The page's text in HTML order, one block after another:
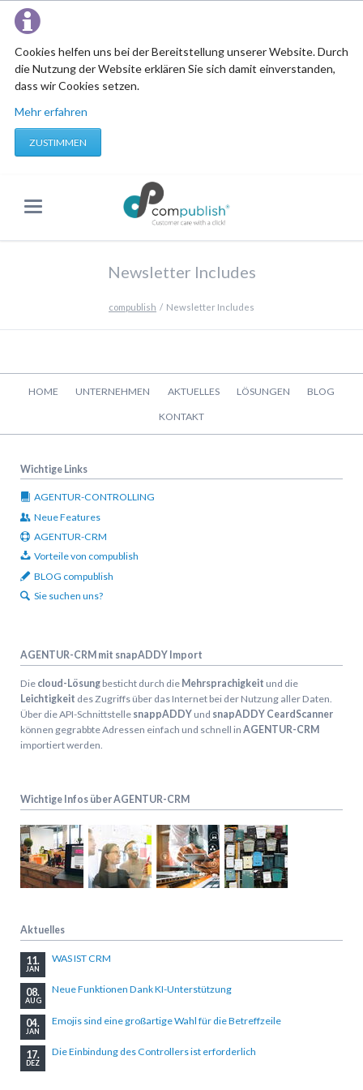
Cookies helfen uns bei der Bereitstellung unserer Website. Durch
die Nutzung der Website erklären Sie sich damit einverstanden,
dass wir Cookies setzen.
Mehr erfahren
ZUSTIMMEN
Newsletter Includes
compublish Newsletter Includes
HOME UNTERNEHMEN AKTUELLES LÖSUNGEN BLOG
KONTAKT
Wichtige Links
AGENTUR-CONTROLLING
Neue Features
AGENTUR-CRM
Vorteile von compublish
BLOG compublish
Sie suchen uns?
AGENTUR-CRM mit snapADDY Import
Diecloud-Lösungbesticht durch die Mehrsprachigkeit und die
Leichtigkeit des Zugriffs über das Internet bei der Nutzung aller Daten.
Über die API-Schnittstelle snappADDYund snapADDY CeardScanner
können gegrabbte Adressen einfach und schnell in AGENTUR-CRM
importiert werden.
Wichtige Infos über AGENTUR-CRM
Aktuelles
11.
JAN
WAS IST CRM
08.
AUG
Neue Funktionen Dank KI-Unterstützung
04.
JAN
Emojis sind eine großartige Wahl für die Betreffzeile
17.
DEZ
Die Einbindung des Controllers ist erforderlich